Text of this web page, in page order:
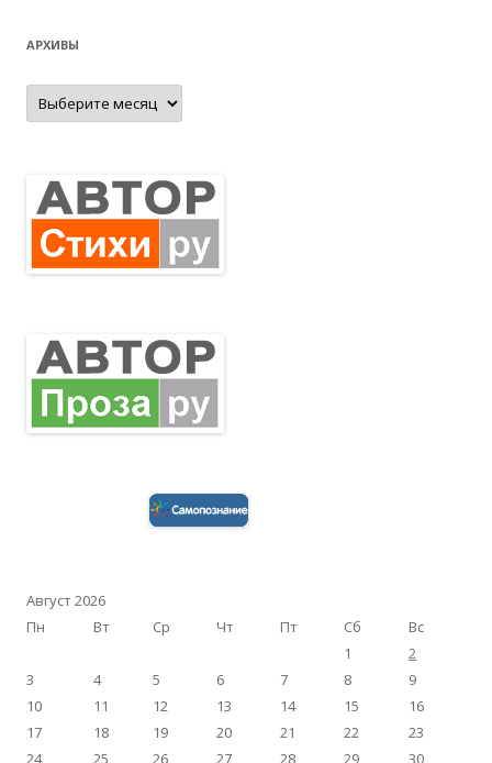
АРХИВЫ
Архивы
Август 2026
Пн
Вт Ср Чт Пт Сб
Вс
1
2
3
4 5 6 7 8
9
10
11 12 13 14 15
16
17
18 19 20 21 22
23
24
25 26 27 28 29 30